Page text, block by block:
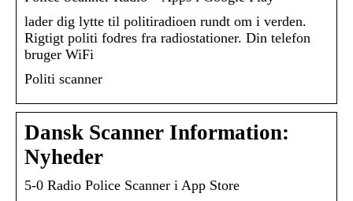
lader dig lytte til politiradioen rundt om i verden.
Rigtigt politi fodres fra radiostationer. Din telefon
bruger WiFi
Politi scanner
Dansk Scanner Information:
Nyheder
‎5-0 Radio Police Scanner i App Store